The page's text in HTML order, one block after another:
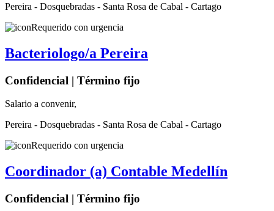
Pereira - Dosquebradas - Santa Rosa de Cabal - Cartago
Requerido con urgencia
Bacteriologo/a Pereira
Confidencial | Término fijo
Salario a convenir,
Pereira - Dosquebradas - Santa Rosa de Cabal - Cartago
Requerido con urgencia
Coordinador (a) Contable Medellín
Confidencial | Término fijo